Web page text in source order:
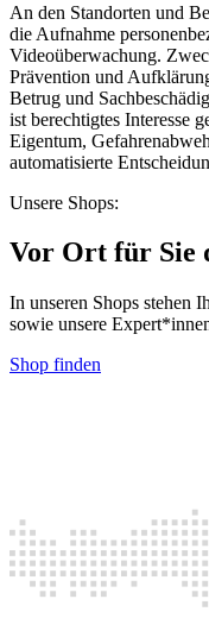
An den Standorten und
die Aufnahme
Videoüberwachung.
Prävention und
Betrug und
ist berechtigtes Interesse
Eigentum,
automatisierte
Unsere Shops:
Vor Ort für Sie
In unseren Shops stehen
sowie unsere
Shop finden